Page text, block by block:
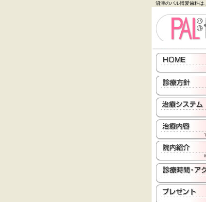
沼津のパル博愛歯科は